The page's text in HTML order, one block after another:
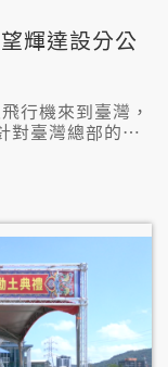
輝達設分公
行機來到臺灣，
對臺灣總部的地
是呼籲輝達，
予地方產業和